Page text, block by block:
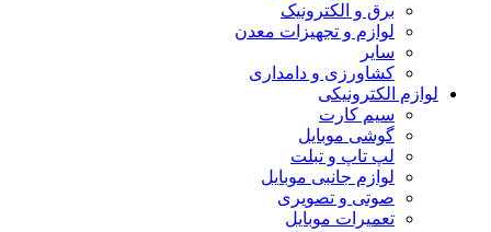
برق و الکترونیک
لوازم و تجهیزات معدن
سایر
کشاورزی و دامداری
لوازم الکترونیکی
سیم کارت
گوشی موبایل
لپ تاپ و تبلت
لوازم جانبی موبایل
صوتی و تصویری
تعمیرات موبایل